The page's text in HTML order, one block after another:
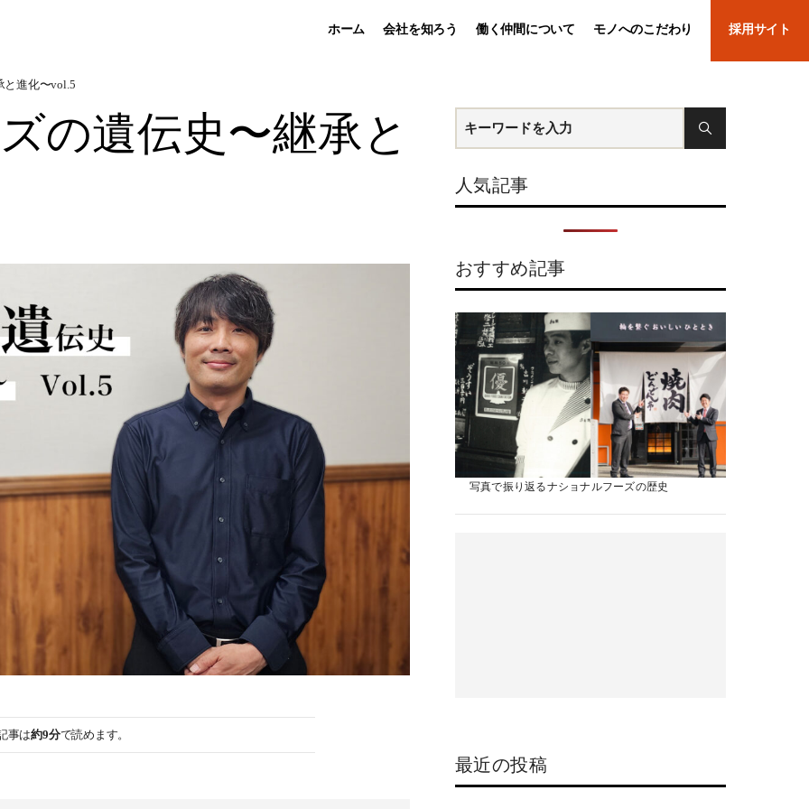
ホーム 会社を知ろう 働く仲間について モノへのこだわり 採用サイト
と進化〜vol.5
の遺伝史〜継承と
事は約9分で読めます。
人気記事
おすすめ記事
写真で振り返るナショナルフーズの歴史
最近の投稿